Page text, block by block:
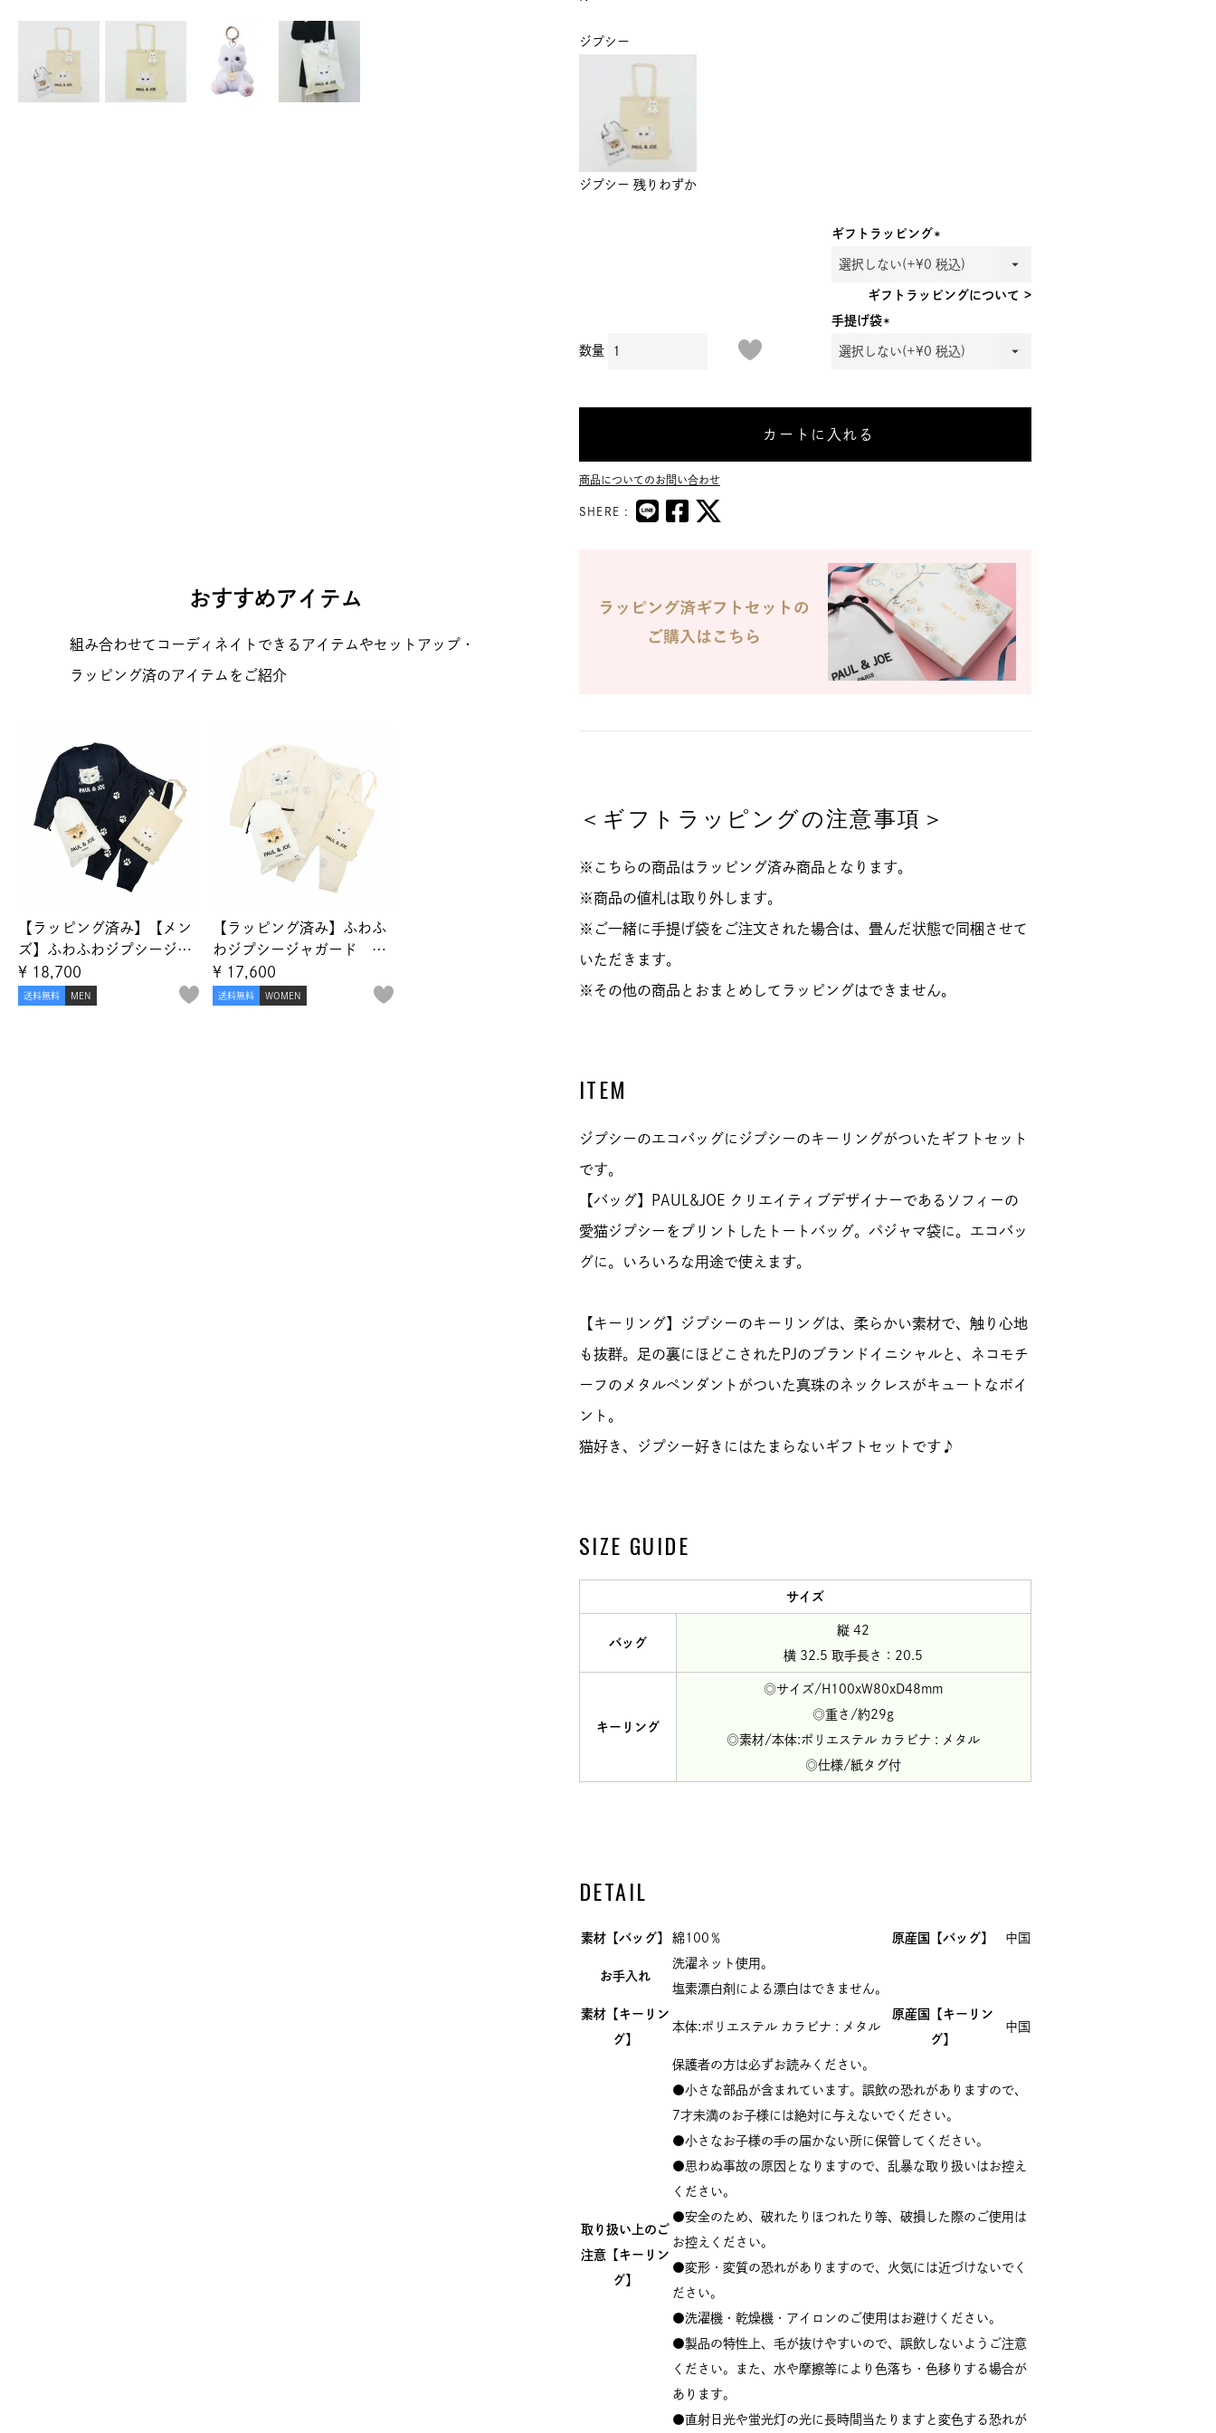
ジプシー
ジプシー 残りわずか
ギフトラッピング
(必
ギフトラッピングについて >
手提げ袋
(必
カートに入れる
商品についてのお問い合わせ
SHERE :
おすすめアイテム
組み合わせてコーディネイトできるアイテムやセットアップ・
ラッピング済のアイテムをご紹介
【ラッピング済み】【メン
ズ】ふわふわジプシージャ
ガード プルオーバー＆ラ
ンダム猫足跡ジャガード
送料無料 MEN
¥ 18,700
【ラッピング済み】ふわふ
わジプシージャガード プ
ルオーバー＆ランダム猫足
跡ジャガード ロングパン
送料無料 WOMEN
¥ 17,600
＜ギフトラッピングの注意事項＞
※こちらの商品はラッピング済み商品となります。
※商品の値札は取り外します。
※ご一緒に手提げ袋をご注文された場合は、畳んだ状態で同梱させて
いただきます。
※その他の商品とおまとめしてラッピングはできません。
ITEM
ジプシーのエコバッグにジプシーのキーリングがついたギフトセット
です。
【バッグ】PAUL&JOE クリエイティブデザイナーであるソフィーの
愛猫ジプシーをプリントしたトートバッグ。パジャマ袋に。エコバッ
グに。いろいろな用途で使えます。
【キーリング】ジプシーのキーリングは、柔らかい素材で、触り心地
も抜群。足の裏にほどこされたPJのブランドイニシャルと、ネコモチ
ーフのメタルペンダントがついた真珠のネックレスがキュートなポイ
ント。
猫好き、ジプシー好きにはたまらないギフトセットです♪
SIZE GUIDE
サイズ
バッグ
縦 42
横 32.5 取手長さ：20.5
キーリング
◎サイズ/H100xW80xD48mm
◎重さ/約29g
◎素材/本体:ポリエステル カラビナ : メタル
◎仕様/紙タグ付
DETAIL
素材【バッグ】 綿100％ 原産国【バッグ】 中国
お手入れ
洗濯ネット使用。
塩素漂白剤による漂白はできません。
素材【キーリン
グ】
本体:ポリエステル カラビナ : メタル
原産国【キーリン
グ】
中国
取り扱い上のご
注意【キーリン
グ】
保護者の方は必ずお読みください。
●小さな部品が含まれています。誤飲の恐れがありますので、
7才未満のお子様には絶対に与えないでください。
●小さなお子様の手の届かない所に保管してください。
●思わぬ事故の原因となりますので、乱暴な取り扱いはお控え
ください。
●安全のため、破れたりほつれたり等、破損した際のご使用は
お控えください。
●変形・変質の恐れがありますので、火気には近づけないでく
ださい。
●洗濯機・乾燥機・アイロンのご使用はお避けください。
●製品の特性上、毛が抜けやすいので、誤飲しないようご注意
ください。また、水や摩擦等により色落ち・色移りする場合が
あります。
●直射日光や蛍光灯の光に長時間当たりますと変色する恐れが